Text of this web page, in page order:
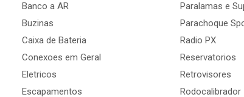
Banco a AR
Buzinas
Caixa de Bateria
Conexoes em Geral
Eletricos
Escapamentos
Paralamas e
Parachoque
Radio PX
Reservatorios
Retrovisores
Rodocalibrador